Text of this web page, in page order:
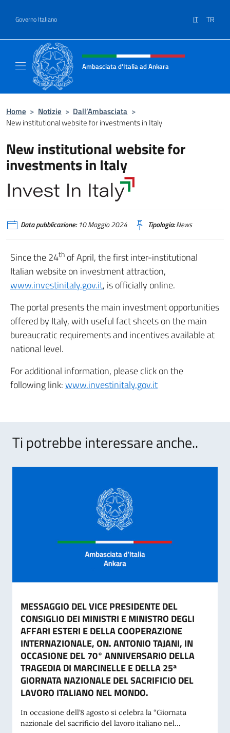
Governo Italiano IT TR
Intestazione sito, social e menù
Ambasciata d'Italia ad Ankara
Home > Notizie > Dall’Ambasciata >
New institutional website for investments in Italy
New institutional website for
investments in Italy
Data pubblicazione:10 Maggio 2024 Tipologia:News
Since the 24th of April, the first inter-institutional
Italian website on investment attraction,
www.investinitaly.gov.it, is officially online.
The portal presents the main investment opportunities
offered by Italy, with useful fact sheets on the main
bureaucratic requirements and incentives available at
national level.
For additional information, please click on the
following link:www.investinitaly.gov.it
Ti potrebbe interessare anche..
MESSAGGIO DEL VICE PRESIDENTE DEL
CONSIGLIO DEI MINISTRI E MINISTRO DEGLI
AFFARI ESTERI E DELLA COOPERAZIONE
INTERNAZIONALE, ON. ANTONIO TAJANI, IN
OCCASIONE DEL 70° ANNIVERSARIO DELLA
TRAGEDIA DI MARCINELLE E DELLA 25ª
GIORNATA NAZIONALE DEL SACRIFICIO DEL
LAVORO ITALIANO NEL MONDO.
In occasione dell’8 agosto si celebra la “Giornata
nazionale del sacrificio del lavoro italiano nel...